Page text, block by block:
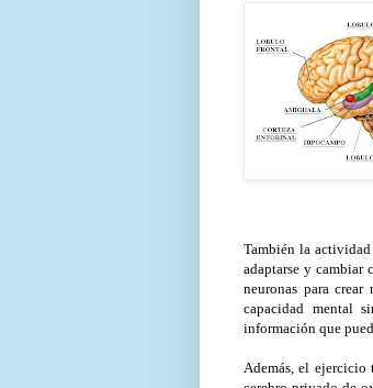
También la
adaptarse y cambiar
neuronas para
capacidad mental
información que
Además, el